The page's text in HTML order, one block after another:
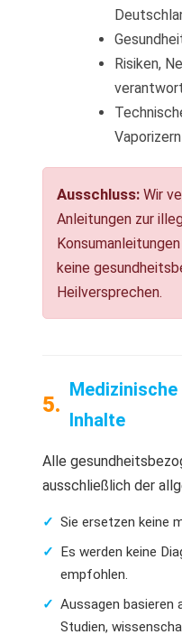
Risiken,
Vaporizern
Ausschluss:Wir
Anleitungen zur
keine
Heilversprechen.
Inhalte
Alle
ausschließlich der
Sie ersetzen keine
Es werden keine
empfohlen.
Aussagen
Studien,